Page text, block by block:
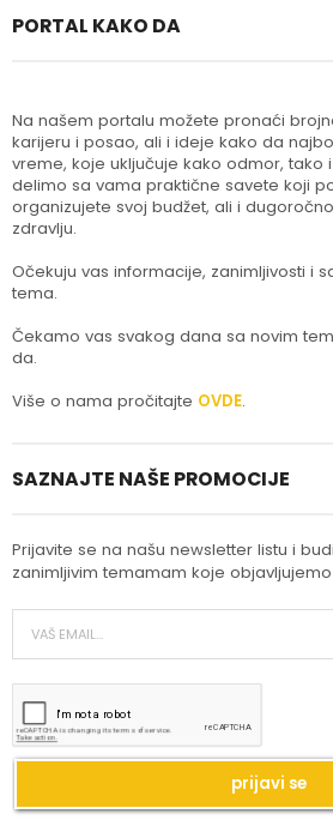
PORTAL KAKO DA
Na našem portalu možete pronaći
karijeru i posao, ali i ideje kako da
vreme, koje uključuje kako odmor, tako
delimo sa vama praktične savete koji
organizujete svoj budžet, ali i
zdravlju.
Očekuju vas informacije, zanimljivosti i
tema.
Čekamo vas svakog dana sa novim
da.
Više o nama pročitajte OVDE.
SAZNAJTE NAŠE PROMOCIJE
Prijavite se na našu newsletter listu i
zanimljivim temamam koje